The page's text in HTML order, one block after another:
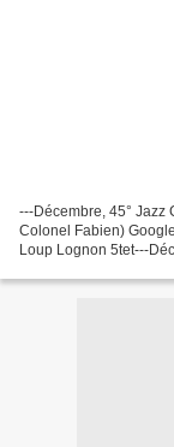
---Décembre, 45° Jazz
Colonel Fabien)
Loup Lognon 5tet---